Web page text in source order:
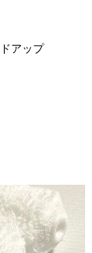
アップ